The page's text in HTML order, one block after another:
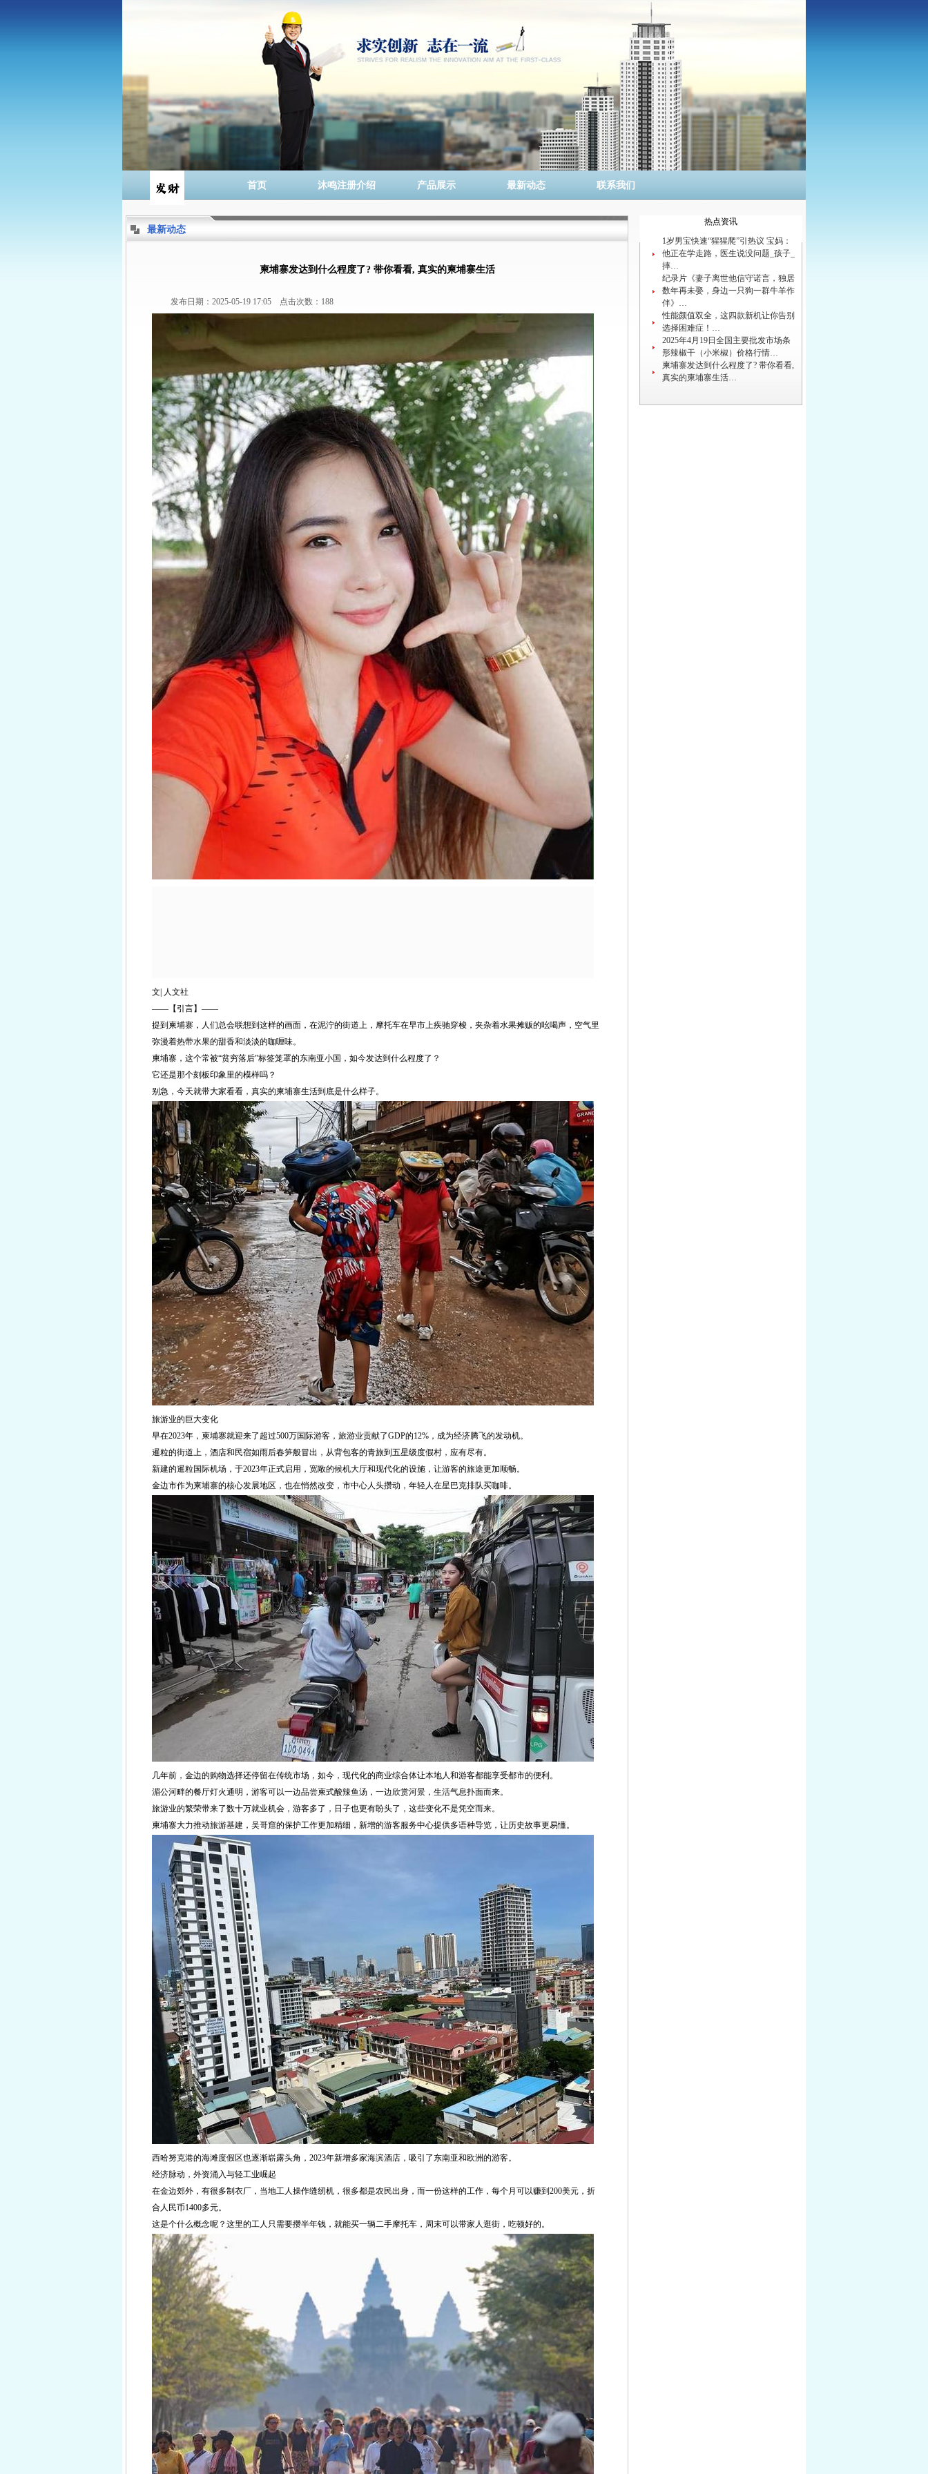
首页 沐鸣注册介绍 产品展示 最新动态 联系我们
最新动态
柬埔寨发达到什么程度了? 带你看看, 真实的柬埔寨生活
发布日期：2025-05-19 17:05 点击次数：188
文| 人文社
——【引言】——
提到柬埔寨，人们总会联想到这样的画面，在泥泞的街道上，摩托车在早市上疾驰穿梭，夹杂着水果摊贩的吆喝声，空气里
弥漫着热带水果的甜香和淡淡的咖喱味。
柬埔寨，这个常被“贫穷落后”标签笼罩的东南亚小国，如今发达到什么程度了？
它还是那个刻板印象里的模样吗？
别急，今天就带大家看看，真实的柬埔寨生活到底是什么样子。
旅游业的巨大变化
早在2023年，柬埔寨就迎来了超过500万国际游客，旅游业贡献了GDP的12%，成为经济腾飞的发动机。
暹粒的街道上，酒店和民宿如雨后春笋般冒出，从背包客的青旅到五星级度假村，应有尽有。
新建的暹粒国际机场，于2023年正式启用，宽敞的候机大厅和现代化的设施，让游客的旅途更加顺畅。
金边市作为柬埔寨的核心发展地区，也在悄然改变，市中心人头攒动，年轻人在星巴克排队买咖啡。
几年前，金边的购物选择还停留在传统市场，如今，现代化的商业综合体让本地人和游客都能享受都市的便利。
湄公河畔的餐厅灯火通明，游客可以一边品尝柬式酸辣鱼汤，一边欣赏河景，生活气息扑面而来。
旅游业的繁荣带来了数十万就业机会，游客多了，日子也更有盼头了，这些变化不是凭空而来。
柬埔寨大力推动旅游基建，吴哥窟的保护工作更加精细，新增的游客服务中心提供多语种导览，让历史故事更易懂。
西哈努克港的海滩度假区也逐渐崭露头角，2023年新增多家海滨酒店，吸引了东南亚和欧洲的游客。
经济脉动，外资涌入与轻工业崛起
在金边郊外，有很多制衣厂，当地工人操作缝纫机，很多都是农民出身，而一份这样的工作，每个月可以赚到200美元，折
合人民币1400多元。
这是个什么概念呢？这里的工人只需要攒半年钱，就能买一辆二手摩托车，周末可以带家人逛街，吃顿好的。
热点资讯
1岁男宝快速“猩猩爬”引热议 宝妈：
他正在学走路，医生说没问题_孩子_
摔…
纪录片《妻子离世他信守诺言，独居
数年再未娶，身边一只狗一群牛羊作
伴》…
性能颜值双全，这四款新机让你告别
选择困难症！…
2025年4月19日全国主要批发市场条
形辣椒干（小米椒）价格行情…
柬埔寨发达到什么程度了? 带你看看,
真实的柬埔寨生活…